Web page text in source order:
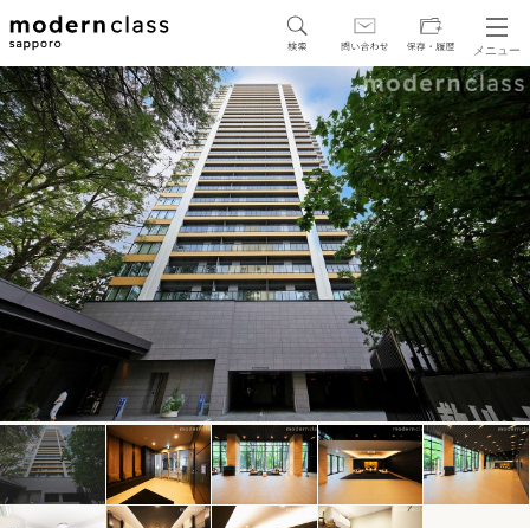
メニュー
SEARCH
地図から探す 駅・路線から探す
区から探す
人気エリアから探す
アクセスランキング
保存した物件